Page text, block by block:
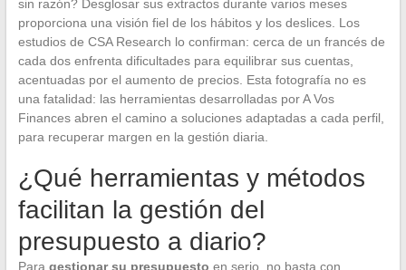
sin razón? Desglosar sus extractos durante varios meses
proporciona una visión fiel de los hábitos y los deslices. Los
estudios de CSA Research lo confirman: cerca de un francés de
cada dos enfrenta dificultades para equilibrar sus cuentas,
acentuadas por el aumento de precios. Esta fotografía no es
una fatalidad: las herramientas desarrolladas por A Vos
Finances abren el camino a soluciones adaptadas a cada perfil,
para recuperar margen en la gestión diaria.
¿Qué herramientas y métodos
facilitan la gestión del
presupuesto a diario?
Para gestionar su presupuesto en serio, no basta con